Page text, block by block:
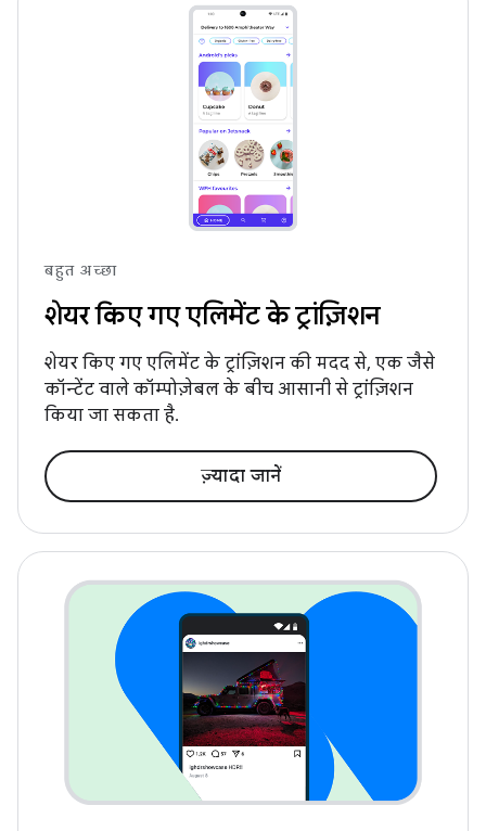
बहुत अच्छा
शेयर किए गए एलिमेंट के ट्रांज़िशन
शेयर किए गए एलिमेंट के ट्रांज़िशन की मदद से, एक जैसे
कॉन्टेंट वाले कॉम्पोज़ेबल के बीच आसानी से ट्रांज़िशन
किया जा सकता है.
ज़्यादा जानें